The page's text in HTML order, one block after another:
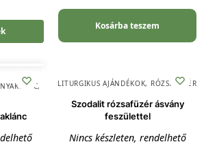
Kosárba teszem
NYAKLÁNC,
LITURGIKUS AJÁNDÉKOK, RÓZSAFÜZÉR
Szodalit rózsafüzér ásvány
feszülettel
Nincs készleten, rendelhető